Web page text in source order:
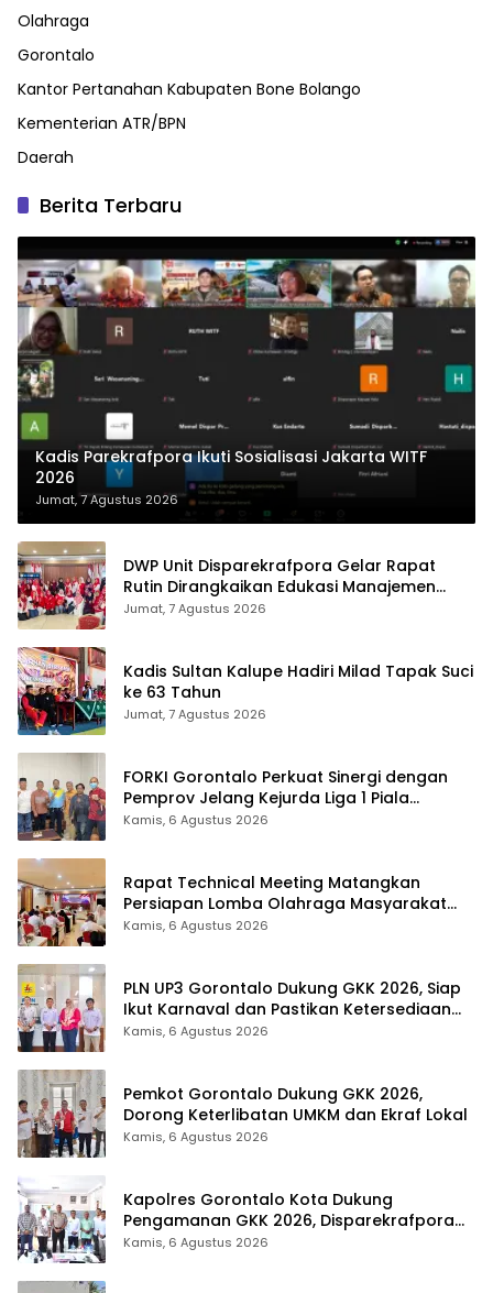
Olahraga
Gorontalo
Kantor Pertanahan Kabupaten Bone Bolango
Kementerian ATR/BPN
Daerah
Berita Terbaru
Kadis Parekrafpora Ikuti Sosialisasi Jakarta WITF
2026
Jumat, 7 Agustus 2026
DWP Unit Disparekrafpora Gelar Rapat
Rutin Dirangkaikan Edukasi Manajemen
Stres
Jumat, 7 Agustus 2026
Kadis Sultan Kalupe Hadiri Milad Tapak Suci
ke 63 Tahun
Jumat, 7 Agustus 2026
FORKI Gorontalo Perkuat Sinergi dengan
Pemprov Jelang Kejurda Liga 1 Piala
Gubernur 2026
Kamis, 6 Agustus 2026
Rapat Technical Meeting Matangkan
Persiapan Lomba Olahraga Masyarakat
Tingkat Provinsi Gorontalo
Kamis, 6 Agustus 2026
PLN UP3 Gorontalo Dukung GKK 2026, Siap
Ikut Karnaval dan Pastikan Ketersediaan
Listrik
Kamis, 6 Agustus 2026
Pemkot Gorontalo Dukung GKK 2026,
Dorong Keterlibatan UMKM dan Ekraf Lokal
Kamis, 6 Agustus 2026
Kapolres Gorontalo Kota Dukung
Pengamanan GKK 2026, Disparekrafpora
Perkuat Sinergi Lintas Sektor
Kamis, 6 Agustus 2026